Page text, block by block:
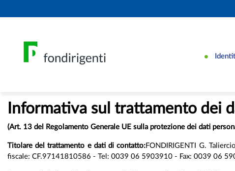
Informativa sul trattamento dei
(Art. 13 del Regolamento Generale UE sulla protezione dei dati
Titolare del trattamento e dati di contatto:FONDIRIGENTI G.
fiscale: CF.97141810586 - Tel: 0039 06 5903910 - Fax: 0039 06